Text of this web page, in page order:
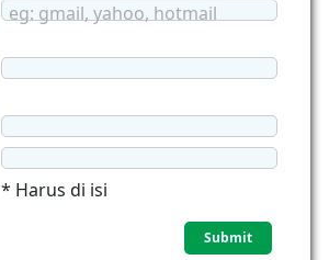
eg: gmail, yahoo, hotmail
* Harus di isi